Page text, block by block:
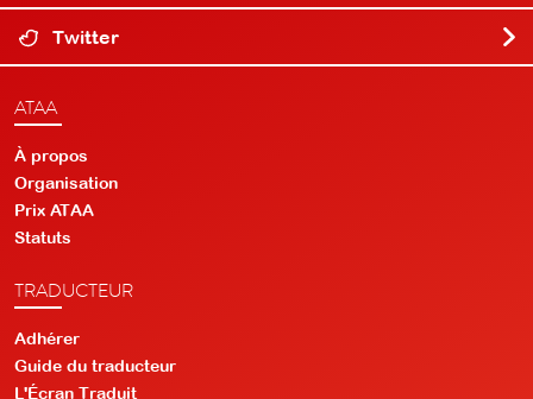
Twitter
ATAA
À propos
Organisation
Prix ATAA
Statuts
TRADUCTEUR
Adhérer
Guide du traducteur
L'Écran Traduit